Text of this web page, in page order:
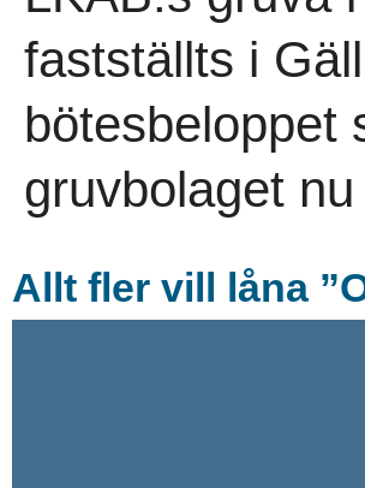
fastställts i
bötesbeloppet
gruvbolaget
Allt fler vill låna